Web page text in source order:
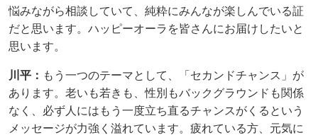
悩みながら相談していて、純粋にみんなが楽しんでいる証
だと思います。ハッピーオーラを皆さんにお届けしたいと
思います。
川平： もう一つのテーマとして、「セカンドチャンス」が
あります。老いも若きも、性別もバックグラウンドも関係
なく、必ず人にはもう一度立ち直るチャンスがくるという
メッセージが力強く溢れています。疲れている方、元気に